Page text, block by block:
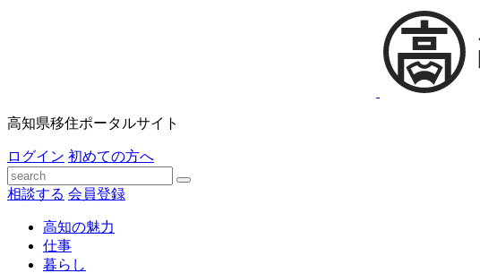
高知県移住ポータルサイト
ログイン 初めての方へ
相談する 会員登録
高知の魅力
仕事
暮らし